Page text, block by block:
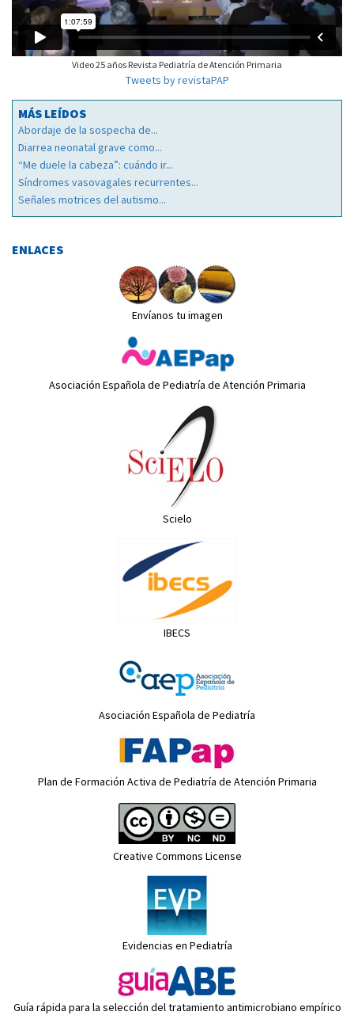
Video 25 años Revista Pediatría de Atención Primaria
Tweets by revistaPAP
MÁS LEÍDOS
Abordaje de la sospecha de...
Diarrea neonatal grave como...
“Me duele la cabeza”: cuándo ir...
Síndromes vasovagales recurrentes...
Señales motrices del autismo...
ENLACES
Envíanos tu imagen
Asociación Española de Pediatría de Atención Primaria
Scielo
IBECS
Asociación Española de Pediatría
Plan de Formación Activa de Pediatría de Atención Primaria
Creative Commons License
Evidencias en Pediatría
Guía rápida para la selección del tratamiento antimicrobiano empírico